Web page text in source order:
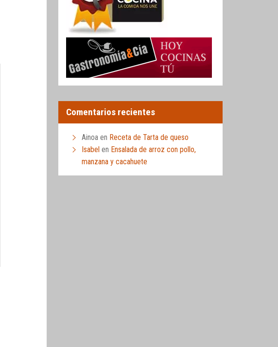
Comentarios recientes
Ainoa en Receta de Tarta de queso
Isabel en Ensalada de arroz con pollo,
manzana y cacahuete